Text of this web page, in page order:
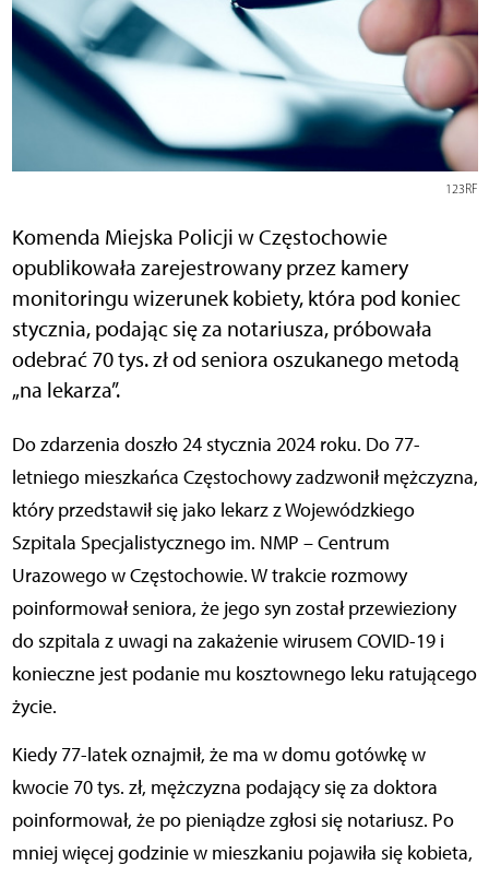
123RF
Komenda Miejska Policji w Częstochowie
opublikowała zarejestrowany przez kamery
monitoringu wizerunek kobiety, która pod koniec
stycznia, podając się za notariusza, próbowała
odebrać 70 tys. zł od seniora oszukanego metodą
„na lekarza”.
Do zdarzenia doszło 24 stycznia 2024 roku. Do 77-
letniego mieszkańca Częstochowy zadzwonił mężczyzna,
który przedstawił się jako lekarz z Wojewódzkiego
Szpitala Specjalistycznego im. NMP – Centrum
Urazowego w Częstochowie. W trakcie rozmowy
poinformował seniora, że jego syn został przewieziony
do szpitala z uwagi na zakażenie wirusem COVID-19 i
konieczne jest podanie mu kosztownego leku ratującego
życie.
Kiedy 77-latek oznajmił, że ma w domu gotówkę w
kwocie 70 tys. zł, mężczyzna podający się za doktora
poinformował, że po pieniądze zgłosi się notariusz. Po
mniej więcej godzinie w mieszkaniu pojawiła się kobieta,